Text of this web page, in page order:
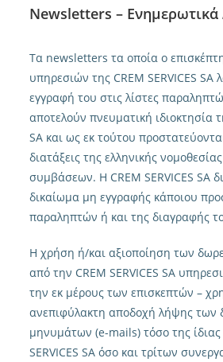
Newsletters – Ενημερωτικά
Τα newsletters τα οποία ο
υπηρεσιών της CREM SERVICES SA
εγγραφή του στις λίστες
αποτελούν πνευματική ιδιοκτησία
SA και ως εκ τούτου
διατάξεις της ελληνικής
συμβάσεων. Η CREM SERVICES SA
δικαίωμα μη εγγραφής κάποιου
παραληπτών ή και της διαγραφής
Η χρήση ή/και αξιοποίηση των
από την CREM SERVICES SA
την εκ μέρους των επισκεπτών –
ανεπιφύλακτη αποδοχή λήψης των
μηνυμάτων (e-mails) τόσο της ίδιας
SERVICES SA όσο και τρίτων